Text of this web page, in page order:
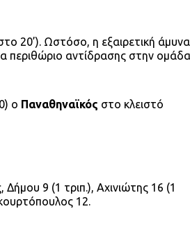
20’). Ωστόσο, η εξαιρετική άμυνα
περιθώριο αντίδρασης στην ομάδα
ο Παναθηναϊκός στο κλειστό
9 (1 τριπ.), Αχινιώτης 16 (1
12.